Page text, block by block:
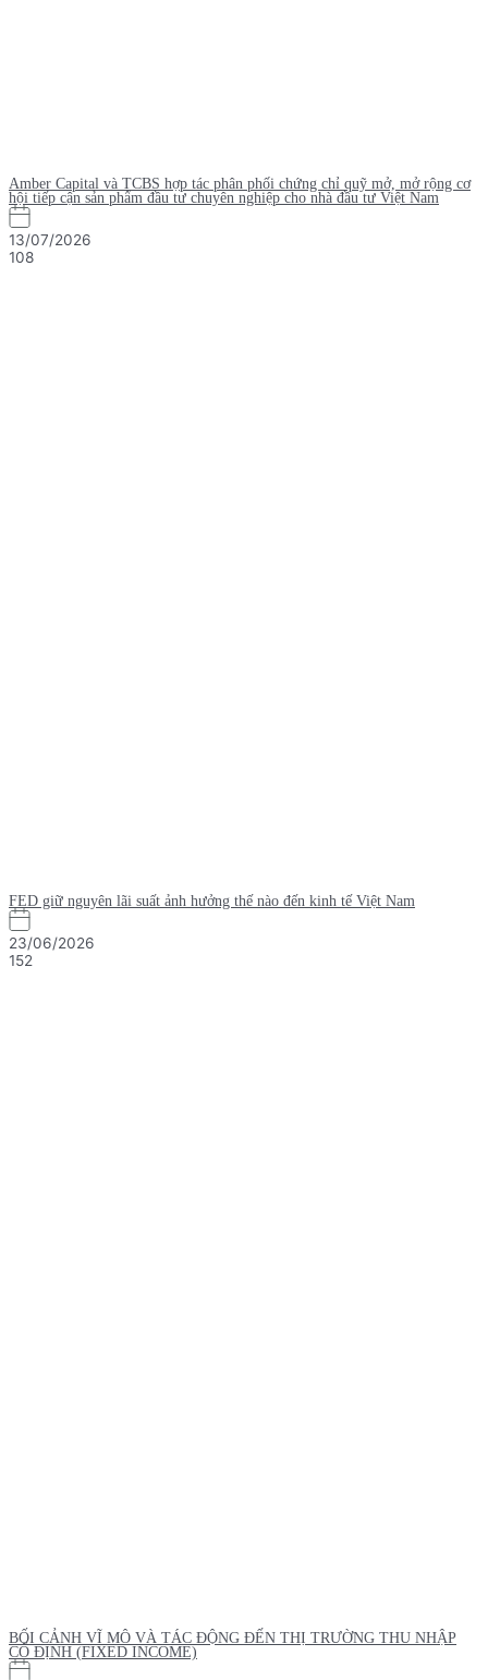
Amber Capital và TCBS hợp tác phân phối chứng chỉ quỹ mở, mở rộng cơ
hội tiếp cận sản phẩm đầu tư chuyên nghiệp cho nhà đầu tư Việt Nam
13/07/2026
108
FED giữ nguyên lãi suất ảnh hưởng thế nào đến kinh tế Việt Nam
23/06/2026
152
BỐI CẢNH VĨ MÔ VÀ TÁC ĐỘNG ĐẾN THỊ TRƯỜNG THU NHẬP
CỐ ĐỊNH (FIXED INCOME)